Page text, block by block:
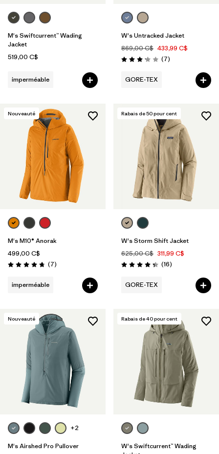
M's Swiftcurrent™ Wading
Jacket
519,00 C$
imperméable
W's Untracked Jacket
869,00 C$ 433,99 C$
Évaluation: 3.1 / 5
(7Avis
)
GORE-TEX
Nouveauté
M's M10® Anorak
499,00 C$
Évaluation: 4.7 / 5
(7Avis
)
imperméable
Rabais de50pour cent
W's Storm Shift Jacket
625,00 C$ 311,99 C$
Évaluation: 4.3 / 5
(16Avis
)
GORE-TEX
Nouveauté
+2
M's Airshed Pro Pullover
Rabais de40pour cent
W's Swiftcurrent™ Wading